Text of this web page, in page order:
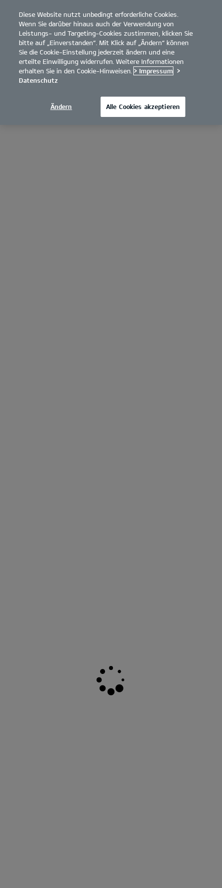
open
menu
Diese Website nutzt unbedingt erforderliche Cookies.
Wenn Sie darüber hinaus auch der Verwendung von
Leistungs- und Targeting-Cookies zustimmen, klicken Sie
bitte auf „Einverstanden“. Mit Klick auf „Ändern“ können
Sie die Cookie-Einstellung jederzeit ändern und eine
erteilte Einwilligung widerrufen. Weitere Informationen
erhalten Sie in den Cookie-Hinweisen. > Impressum >
Datenschutz
Ändern Alle Cookies akzeptieren